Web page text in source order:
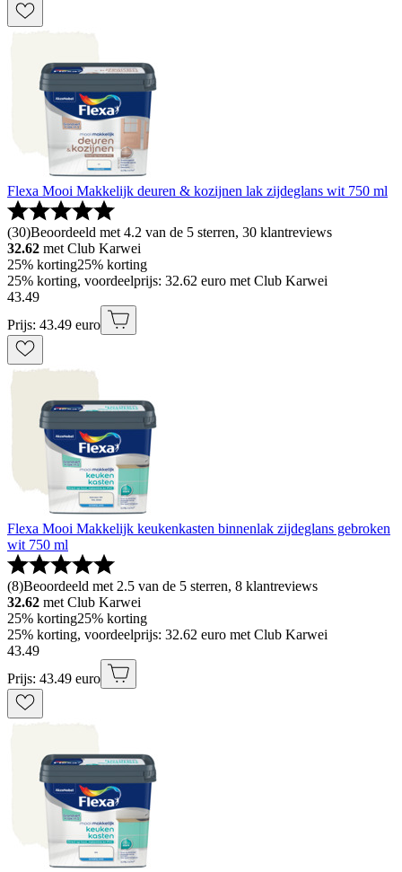
Flexa Mooi Makkelijk deuren & kozijnen lak zijdeglans wit 750 ml
(30)Beoordeeld met 4.2 van de 5 sterren, 30 klantreviews
32.62 met Club Karwei
25% korting25% korting
25% korting, voordeelprijs: 32.62 euro met Club Karwei
43.49
Prijs: 43.49 euro
Flexa Mooi Makkelijk keukenkasten binnenlak zijdeglans gebroken
wit 750 ml
(8)Beoordeeld met 2.5 van de 5 sterren, 8 klantreviews
32.62 met Club Karwei
25% korting25% korting
25% korting, voordeelprijs: 32.62 euro met Club Karwei
43.49
Prijs: 43.49 euro